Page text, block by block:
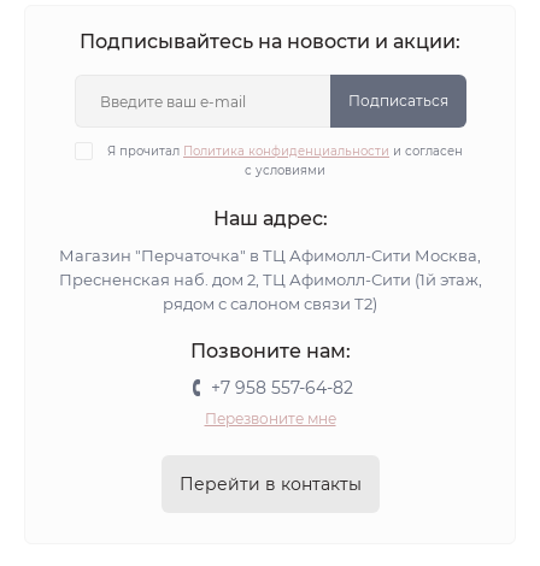
Подписывайтесь на новости и акции:
Подписаться
Я прочитал Политика конфиденциальности и согласен
с условиями
Наш адрес:
Магазин "Перчаточка" в ТЦ Афимолл-Сити Москва,
Пресненская наб. дом 2, ТЦ Афимолл-Сити (1й этаж,
рядом с салоном связи Т2)
Позвоните нам:
+7 958 557-64-82
Перезвоните мне
Перейти в контакты